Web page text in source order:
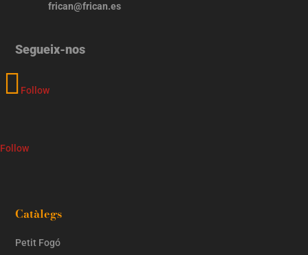
frican@frican.es
Segueix-nos
Follow
Follow
Catàlegs
Petit Fogó